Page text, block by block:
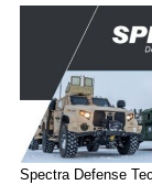
Spectra Defense